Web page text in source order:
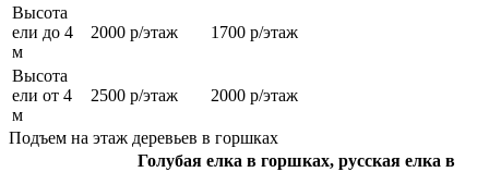
Высота
ели до 4
м
2000 р/этаж 1700 р/этаж
Высота
ели от 4
м
2500 р/этаж 2000 р/этаж
Подъем на этаж деревьев в горшках
Голубая елка в горшках, русская елка в